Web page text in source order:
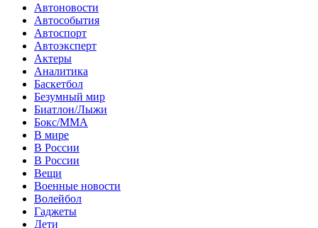
Автоновости
Автособытия
Автоспорт
Автоэксперт
Актеры
Аналитика
Баскетбол
Безумный мир
Биатлон/Лыжи
Бокс/MMA
В мире
В России
В России
Вещи
Военные новости
Волейбол
Гаджеты
Дети